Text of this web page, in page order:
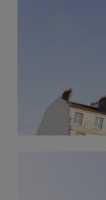
Utilisez